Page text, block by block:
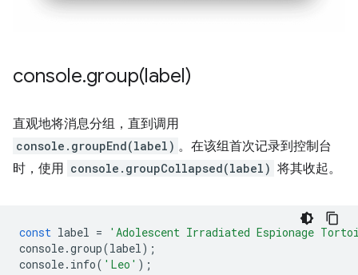
console.group(label)
直观地将消息分组，直到调用
console.groupEnd(label) 。在该组首次记录到控制台
时，使用 console.groupCollapsed(label) 将其收起。
const label =
'Adolescent Irradiated Espionage
console.group(label);
console. info( 'Leo' );